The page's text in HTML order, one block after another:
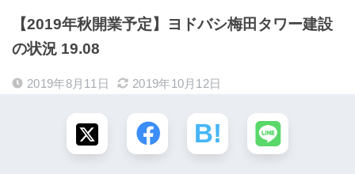
【2019年秋開業予定】ヨドバシ梅田タワー建設
の状況 19.08
2019年8月11日 2019年10月12日